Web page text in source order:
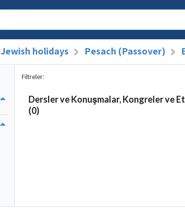
Jewish holidays Pesach (Passover)
Filtreler:
Dersler ve Konuşmalar, Kongreler ve
(0)